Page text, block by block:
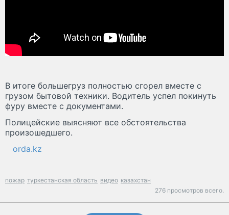
В итоге большегруз полностью сгорел вместе с
грузом бытовой техники. Водитель успел покинуть
фуру вместе с документами.
Полицейские выясняют все обстоятельства
произошедшего.
orda.kz
пожар туркестанская область видео казахстан
276 просмотров всего.